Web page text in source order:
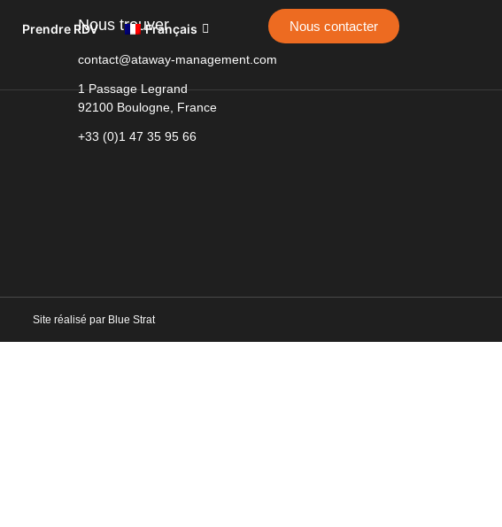
Prendre RDV Français Nous contacter
Nous trouver
contact@ataway-management.com
1 Passage Legrand
92100 Boulogne, France
+33 (0)1 47 35 95 66
Site réalisé par Blue Strat